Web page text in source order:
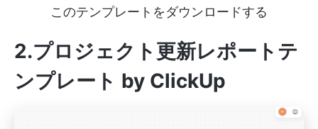
このテンプレートをダウンロードする
2.プロジェクト更新レポートテ
ンプレート by ClickUp